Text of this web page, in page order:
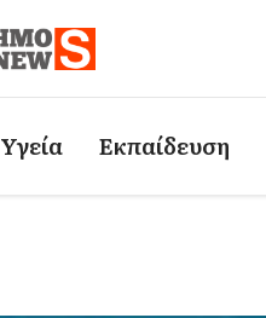
Υγεία Εκπαίδευση